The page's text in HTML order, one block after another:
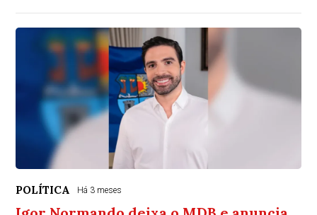
POLÍTICA Há 3 meses